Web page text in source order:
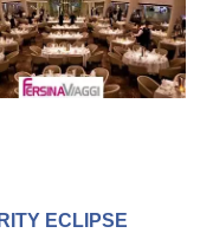
ECLIPSE